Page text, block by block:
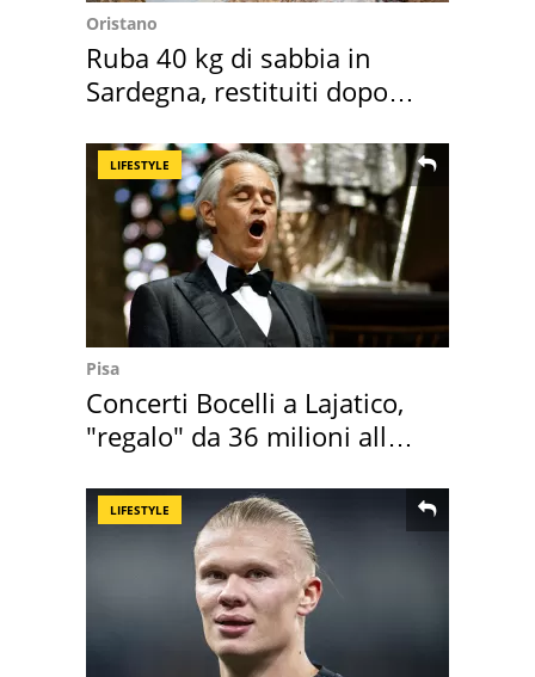
Oristano
Ruba 40 kg di sabbia in
Sardegna, restituiti dopo
LIFESTYLE
Pisa
Concerti Bocelli a Lajatico,
"regalo" da 36 milioni alla
LIFESTYLE